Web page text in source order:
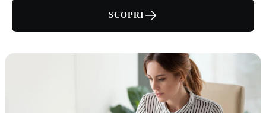
SCOPRI